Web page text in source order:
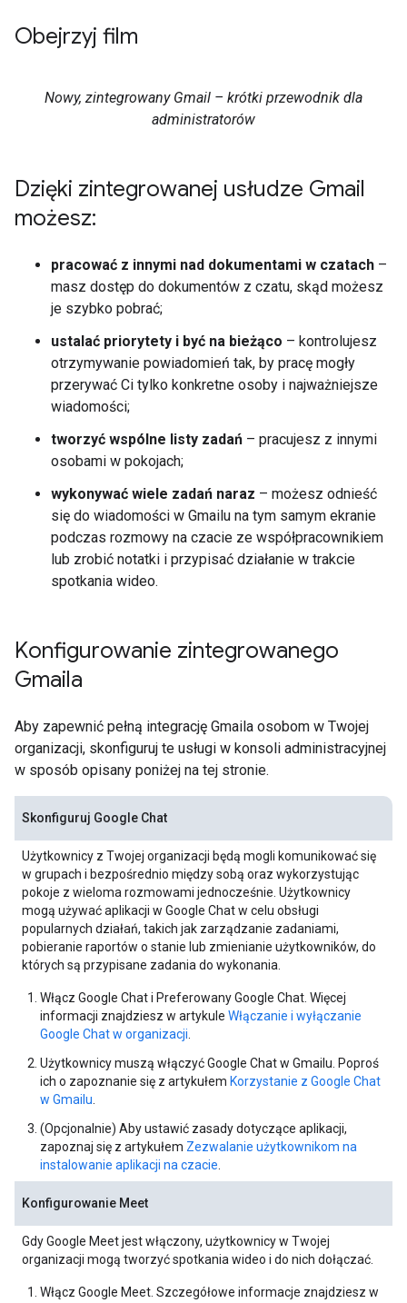
Obejrzyj film
Nowy, zintegrowany Gmail – krótki przewodnik dla
administratorów
Dzięki zintegrowanej usłudze Gmail
możesz:
pracować z innymi nad dokumentami w czatach –
masz dostęp do dokumentów z czatu, skąd możesz
je szybko pobrać;
ustalać priorytety i być na bieżąco – kontrolujesz
otrzymywanie powiadomień tak, by pracę mogły
przerywać Ci tylko konkretne osoby i najważniejsze
wiadomości;
tworzyć wspólne listy zadań – pracujesz z innymi
osobami w pokojach;
wykonywać wiele zadań naraz – możesz odnieść
się do wiadomości w Gmailu na tym samym ekranie
podczas rozmowy na czacie ze współpracownikiem
lub zrobić notatki i przypisać działanie w trakcie
spotkania wideo.
Konfigurowanie zintegrowanego
Gmaila
Aby zapewnić pełną integrację Gmaila osobom w Twojej
organizacji, skonfiguruj te usługi w konsoli administracyjnej
w sposób opisany poniżej na tej stronie.
Skonfiguruj Google Chat
Użytkownicy z Twojej organizacji będą mogli komunikować się
w grupach i bezpośrednio między sobą oraz wykorzystując
pokoje z wieloma rozmowami jednocześnie. Użytkownicy
mogą używać aplikacji w Google Chat w celu obsługi
popularnych działań, takich jak zarządzanie zadaniami,
pobieranie raportów o stanie lub zmienianie użytkowników, do
których są przypisane zadania do wykonania.
Włącz Google Chat i Preferowany Google Chat. Więcej
informacji znajdziesz w artykule Włączanie i wyłączanie
Google Chat w organizacji
Użytkownicy muszą włączyć Google Chat w Gmailu. Poproś
ich o zapoznanie się z artykułem Korzystanie z Google Chat
w Gmailu
(Opcjonalnie) Aby ustawić zasady dotyczące aplikacji,
zapoznaj się z artykułem Zezwalanie użytkownikom na
instalowanie aplikacji na czacie
Konfigurowanie Meet
Gdy Google Meet jest włączony, użytkownicy w Twojej
organizacji mogą tworzyć spotkania wideo i do nich dołączać.
Włącz Google Meet. Szczegółowe informacje znajdziesz w